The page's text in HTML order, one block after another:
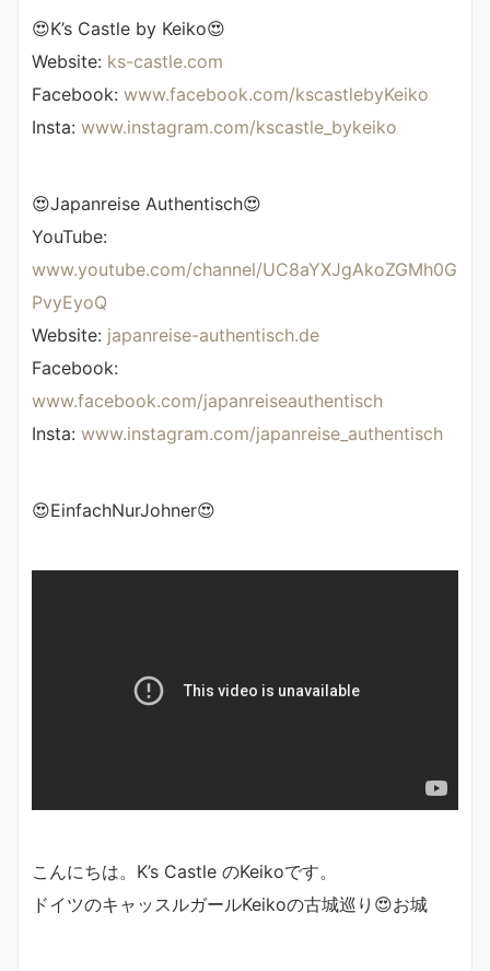
😍K’s Castle by Keiko😍
Website: ks-castle.com
Facebook: www.facebook.com/kscastlebyKeiko
Insta: www.instagram.com/kscastle_bykeiko
😍Japanreise Authentisch😍
YouTube:
www.youtube.com/channel/UC8aYXJgAkoZGMh0G
PvyEyoQ
Website: japanreise-authentisch.de
Facebook:
www.facebook.com/japanreiseauthentisch
Insta: www.instagram.com/japanreise_authentisch
😍EinfachNurJohner😍
こんにちは。K’s Castle のKeikoです。
ドイツのキャッスルガールKeikoの古城巡り😍お城